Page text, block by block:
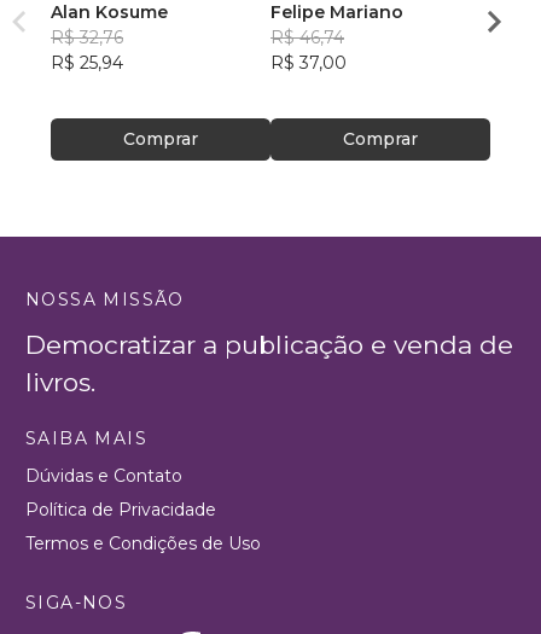
Alan Kosume
R$ 32,76
R$ 25,94
Comprar
Felipe Mariano
R$ 46,74
R$ 37,00
Comprar
R$
NOSSA MISSÃO
Democratizar a publicação e venda de
livros.
SAIBA MAIS
Dúvidas e Contato
Política de Privacidade
Termos e Condições de Uso
SIGA-NOS